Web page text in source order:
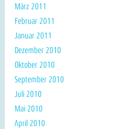
März 2011
Februar 2011
Januar 2011
Dezember 2010
Oktober 2010
September 2010
Juli 2010
Mai 2010
April 2010